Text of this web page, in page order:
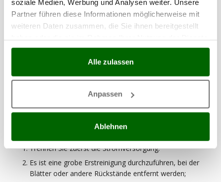
soziale Medien, Werbung und Analysen weiter. Unsere
Partner führen diese Informationen möglicherweise mit
weiteren Daten zusammen, die Sie ihnen bereitgestellt
gesammelt haben.
Alle zulassen
Anpassen
Ablehnen
oder einem Tuch und entfernen Sie Gras und Schmutz.
Überprüfen Sie die Messer sorgfältig auf
Beschädigungen oder Abnutzung und reinigen Sie sie
gründlich
Rädern, um Verstopfungen zu vermeiden.
regelmäßige Reinigung der Ladestation wichtig.
Wie kann ich sie richtig reinigen?
Trennen Sie zuerst die Stromversorgung.
Es ist eine grobe Erstreinigung durchzuführen, bei der
Blätter oder andere Rückstände entfernt werden;